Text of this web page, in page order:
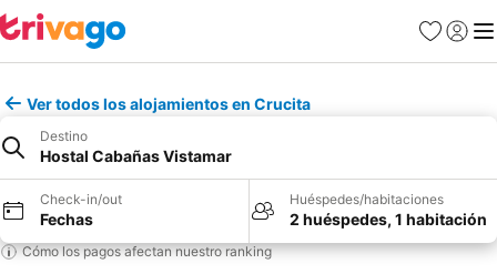
Favoritos
Iniciar
Ver todos los alojamientos en Crucita
Destino
Hostal Cabañas Vistamar
Check-in/out
Fechas
Huéspedes/habitaciones
2 huéspedes, 1 habitación
Cómo los pagos afectan nuestro ranking